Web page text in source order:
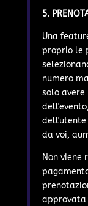
5.
Una
proprio le
numero
solo avere
dell'utente
da voi,
Non viene
approvata